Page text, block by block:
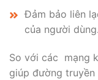
Đảm bảo liên
của người dùng.
So với các mạng
giúp đường